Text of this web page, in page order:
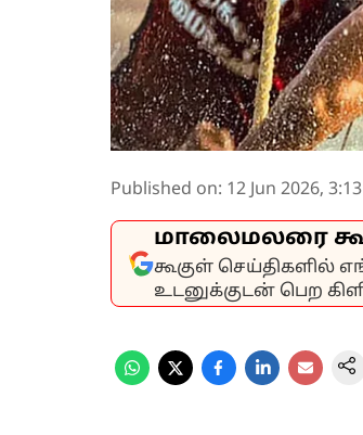
Published on: 12 Jun 2026,
மாலைமலரை
கூகுள் செய்திகளில்
உடனுக்குடன் பெற